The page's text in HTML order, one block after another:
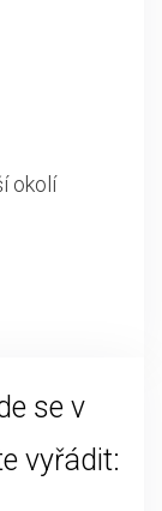
okolí
se v
vyřádit: